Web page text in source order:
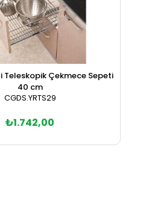
Teleskopik Çekmece Sepeti
40 cm
CGDS.YRTS29
₺1.742,00